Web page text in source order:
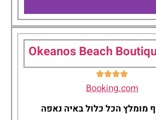
Okeanos Beach
Booking.com
מומלץ הכל כלול באיה נאפה